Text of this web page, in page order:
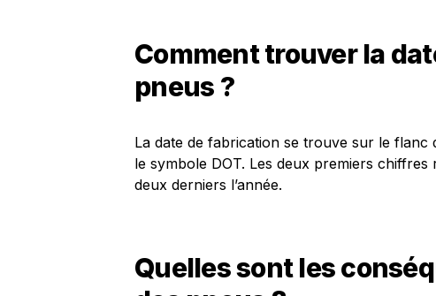
Comment trouver la
pneus ?
La date de fabrication se trouve sur le
le symbole DOT. Les deux premiers
deux derniers l’année.
Quelles sont les